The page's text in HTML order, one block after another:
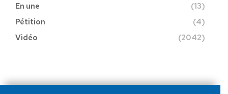
En une
(13)
Pétition
(4)
Vidéo
(2042)